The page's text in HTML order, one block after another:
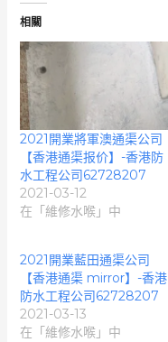
相關
2021開業將軍澳通渠公司
【香港通渠报价】-香港防
水工程公司62728207
2021-03-12
在「維修水喉」中
2021開業藍田通渠公司
【香港通渠 mirror】-香港
防水工程公司62728207
2021-03-13
在「維修水喉」中